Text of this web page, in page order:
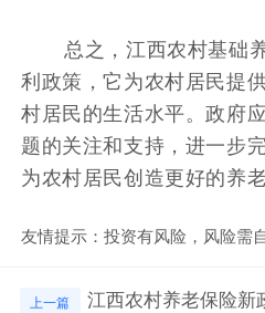
总之，江西农村基础养
利政策，它为农村居民提
村居民的生活水平。政府
题的关注和支持，进一步
为农村居民创造更好的养老
友情提示：投资有风险，风险需
上一篇 江西农村养老保险新